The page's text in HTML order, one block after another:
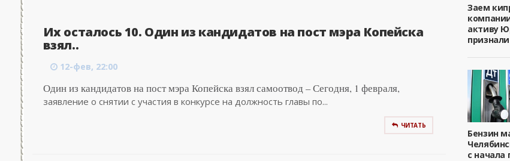
Их осталось 10. Один из кандидатов на пост мэра Копейска
взял..
12-фев, 22:00
Один из кандидатов на пост мэра Копейска взял самоотвод – Сегодня, 1 февраля,
заявление о снятии с участия в конкурсе на должность главы по...
ЧИТАТЬ
Заем
активу
признали
Бензин
с начала